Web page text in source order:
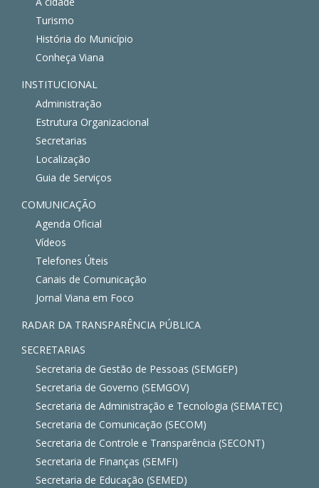
Turismo
História do Município
Conheça Viana
INSTITUCIONAL
Administração
Estrutura Organizacional
Secretarias
Localização
Guia de Serviços
COMUNICAÇÃO
Agenda Oficial
Vídeos
Telefones Úteis
Canais de Comunicação
Jornal Viana em Foco
RADAR DA TRANSPARÊNCIA PÚBLICA
SECRETARIAS
Secretaria de Gestão de Pessoas (SEMGEP)
Secretaria de Governo (SEMGOV)
Secretaria de Administração e Tecnologia (SEMATEC)
Secretaria de Comunicação (SECOM)
Secretaria de Controle e Transparência (SECONT)
Secretaria de Finanças (SEMFI)
Secretaria de Educação (SEMED)